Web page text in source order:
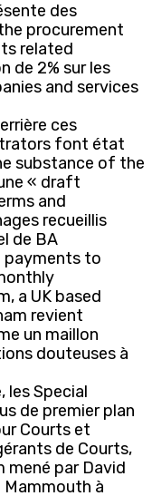
des
procurement
related
de 2% sur les
and services
ces
font état
substance of the
« draft
and
recueillis
de BA
payments to
a UK based
revient
un maillon
douteuses à
les Special
de premier plan
Courts et
de Courts,
par David
Mammouth à